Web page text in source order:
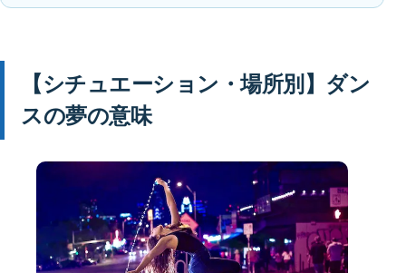
【シチュエーション・場所別】ダン
スの夢の意味